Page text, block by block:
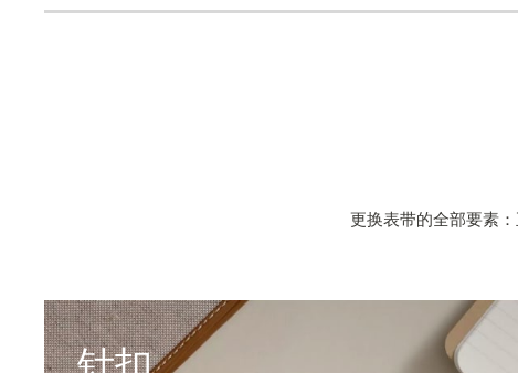
更换表带的全部要素
针扣